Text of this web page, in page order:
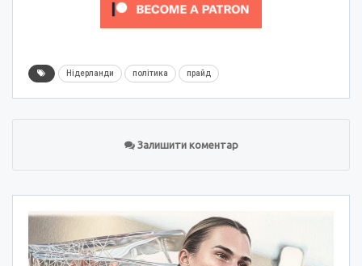
Нідерланди політика прайд
Залишити коментар